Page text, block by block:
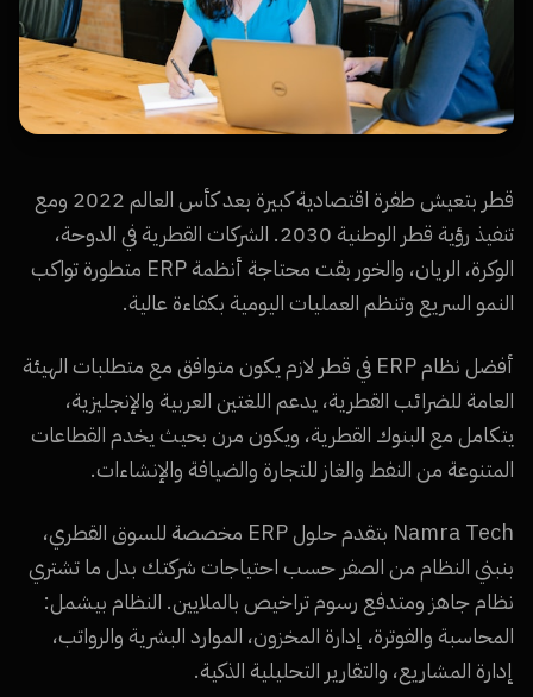
قطر بتعيش طفرة اقتصادية كبيرة بعد كأس العالم 2022 ومع
تنفيذ رؤية قطر الوطنية 2030. الشركات القطرية في الدوحة،
الوكرة، الريان، والخور بقت محتاجة أنظمة ERP متطورة تواكب
النمو السريع وتنظم العمليات اليومية بكفاءة عالية.
أفضل نظام ERP في قطر لازم يكون متوافق مع متطلبات الهيئة
العامة للضرائب القطرية، يدعم اللغتين العربية والإنجليزية،
يتكامل مع البنوك القطرية، ويكون مرن بحيث يخدم القطاعات
المتنوعة من النفط والغاز للتجارة والضيافة والإنشاءات.
Namra Tech بتقدم حلول ERP مخصصة للسوق القطري،
بنبني النظام من الصفر حسب احتياجات شركتك بدل ما تشتري
نظام جاهز ومتدفع رسوم تراخيص بالملايين. النظام بيشمل:
المحاسبة والفوترة، إدارة المخزون، الموارد البشرية والرواتب،
إدارة المشاريع، والتقارير التحليلية الذكية.